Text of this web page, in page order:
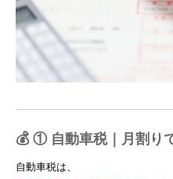
💰 ① 自動車税｜月割り
自動車税は、